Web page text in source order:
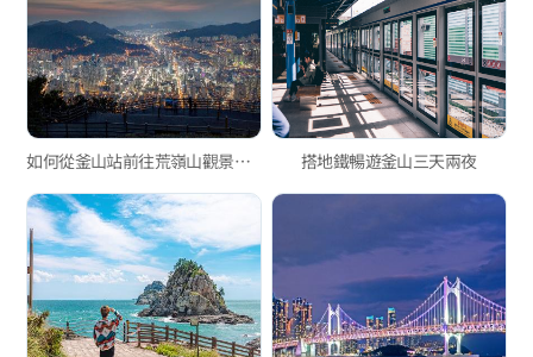
如何從釜山站前往荒嶺山觀景台（超詳細自由行交通指南） 搭地鐵暢遊釜山三天兩夜